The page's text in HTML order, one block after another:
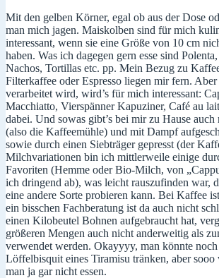
Mit den gelben Körner, egal ob aus der Dose
man mich jagen. Maiskolben sind für mich
interessant, wenn sie eine Größe von 10 cm
haben. Was ich dagegen gern esse sind
Nachos, Tortillas etc. pp. Mein Bezug zu
Filterkaffee oder Espresso liegen mir fern.
verarbeitet wird, wird’s für mich interessant:
Macchiatto, Vierspänner Kapuziner, Café au
dabei. Und sowas gibt’s bei mir zu Hause
(also die Kaffeemühle) und mit Dampf
sowie durch einen Siebträger gepresst (der
Milchvariationen bin ich mittlerweile einige
Favoriten (Hemme oder Bio-Milch, von
ich dringend ab), was leicht rauszufinden war,
eine andere Sorte probieren kann. Bei Kaffee
ein bisschen Fachberatung ist da auch nicht
einen Kilobeutel Bohnen aufgebraucht hat,
größeren Mengen auch nicht anderweitig als
verwendet werden. Okayyyy, man könnte
Löffelbisquit eines Tiramisu tränken, aber
man ja gar nicht essen.